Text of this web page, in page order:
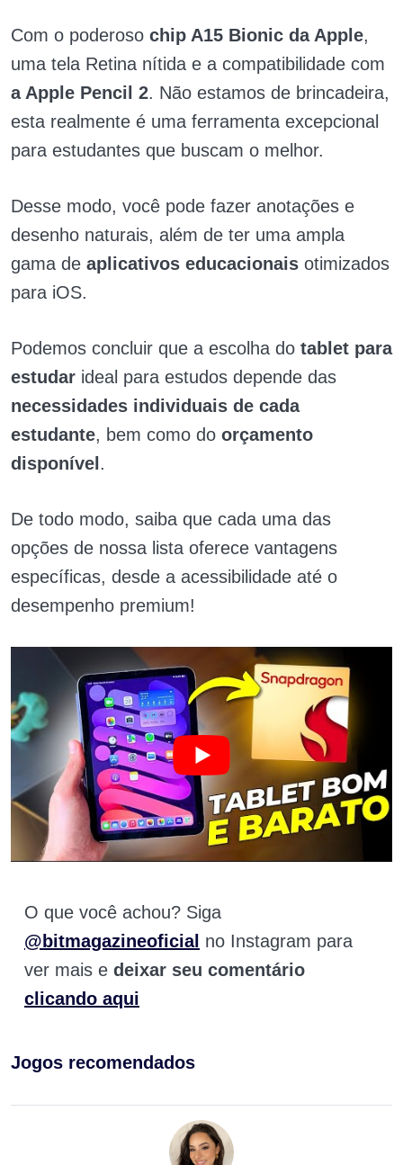
Com o poderoso chip A15 Bionic da Apple,
uma tela Retina nítida e a compatibilidade com
a Apple Pencil 2. Não estamos de brincadeira,
esta realmente é uma ferramenta excepcional
para estudantes que buscam o melhor.
Desse modo, você pode fazer anotações e
desenho naturais, além de ter uma ampla
gama de aplicativos educacionais otimizados
para iOS.
Podemos concluir que a escolha do tablet para
estudar ideal para estudos depende das
necessidades individuais de cada
estudante, bem como do orçamento
disponível .
De todo modo, saiba que cada uma das
opções de nossa lista oferece vantagens
específicas, desde a acessibilidade até o
desempenho premium!
O que você achou? Siga
@bitmagazineoficial no Instagram para
ver mais e deixar seu comentário
clicando aqui
Jogos recomendados